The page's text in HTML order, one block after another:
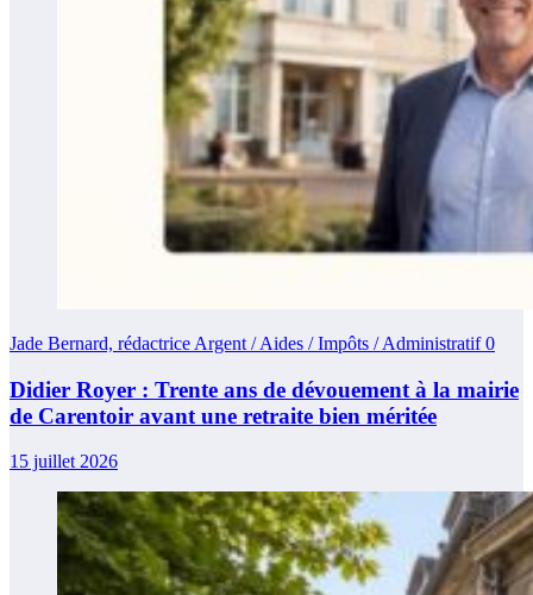
Jade Bernard, rédactrice Argent / Aides / Impôts / Administratif0
Didier Royer : Trente ans de dévouement à la mairie
de Carentoir avant une retraite bien méritée
15 juillet 2026